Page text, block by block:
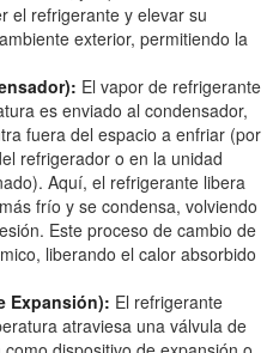
el refrigerante y elevar su
exterior, permitiendo la
El vapor de refrigerante
es enviado al condensador,
fuera del espacio a enfriar (por
refrigerador o en la unidad
Aquí, el refrigerante libera
frío y se condensa, volviendo
Este proceso de cambio de
liberando el calor absorbido
Expansión): El refrigerante
atraviesa una válvula de